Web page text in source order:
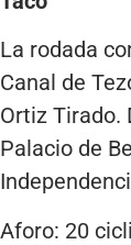
La rodada
Canal de
Ortiz Tirado.
Palacio de
Aforo: 20